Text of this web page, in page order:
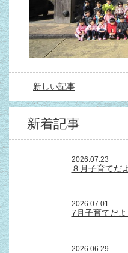
新しい記事
新着記事
2026.07.23
８月子育てだ
2026.07.01
7月子育てだよ
2026.06.29